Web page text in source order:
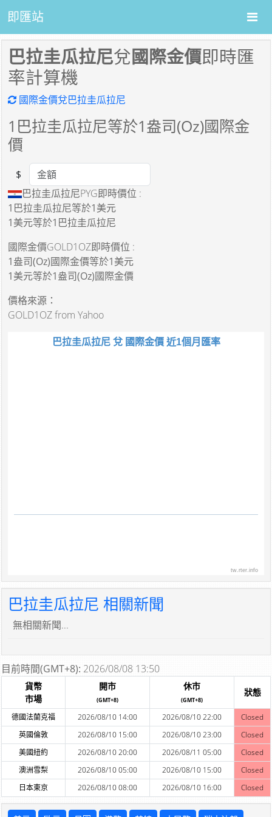
即匯站
巴拉圭瓜拉尼兌國際金價即時匯
率計算機
國際金價兌巴拉圭瓜拉尼
1 巴拉圭瓜拉尼等於1盎司(Oz)國際金
價
Amount
$
巴拉圭瓜拉尼PYG即時價位 :
1巴拉圭瓜拉尼等於1美元
1美元等於1巴拉圭瓜拉尼
國際金價GOLD1OZ即時價位 :
1盎司(Oz)國際金價等於1美元
1美元等於1盎司(Oz)國際金價
價格來源：
GOLD1OZ from Yahoo
巴拉圭瓜拉尼 兌 國際金價 近1個月匯率
tw.rter.info
巴拉圭瓜拉尼 相關新聞
無相關新聞...
目前時間(GMT+8): 2026/08/08 13:50
貨幣
市場
開市
(GMT+8)
休市
(GMT+8)
狀態
德國法蘭克福 2026/08/10 14:00 2026/08/10 22:00
Closed
英國倫敦
2026/08/10 15:00 2026/08/10 23:00
Closed
美國紐約
2026/08/10 20:00 2026/08/11 05:00
Closed
澳洲雪梨
2026/08/10 05:00 2026/08/10 15:00
Closed
日本東京
2026/08/10 08:00 2026/08/10 16:00 Closed